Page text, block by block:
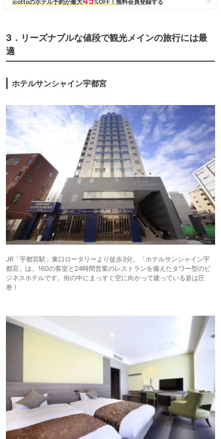
3．リーズナブルな値段で観光メインの旅行には最
適
ホテルサンシャイン宇都宮
JR「宇都宮駅」東口ロータリーより徒歩3分。「ホテルサンシャイン宇
都宮」は、160の客室と24時間営業のレストランを備えたタワー型のビ
ジネスホテルです。街の中にまっすぐ空に向かって建っている姿は圧
巻！